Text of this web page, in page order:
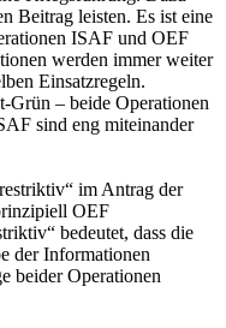
Beitrag leisten. Es ist eine
ISAF und OEF
werden immer weiter
Einsatzregeln.
Grün – beide Operationen
sind eng miteinander
im Antrag der
OEF
bedeutet, dass die
der Informationen
beider Operationen